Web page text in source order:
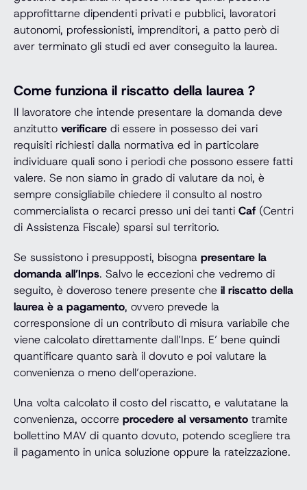
approfittarne dipendenti privati e pubblici, lavoratori
autonomi, professionisti, imprenditori, a patto però di
aver terminato gli studi ed aver conseguito la laurea.
Come funziona il riscatto della laurea ?
Il lavoratore che intende presentare la domanda deve
anzitutto verificare di essere in possesso dei vari
requisiti richiesti dalla normativa ed in particolare
individuare quali sono i periodi che possono essere fatti
valere. Se non siamo in grado di valutare da noi, è
sempre consigliabile chiedere il consulto al nostro
commercialista o recarci presso uni dei tanti Caf (Centri
di Assistenza Fiscale) sparsi sul territorio.
Se sussistono i presupposti, bisogna presentare la
domanda all’Inps. Salvo le eccezioni che vedremo di
seguito, è doveroso tenere presente che il riscatto della
laurea è a pagamento, ovvero prevede la
corresponsione di un contributo di misura variabile che
viene calcolato direttamente dall’Inps. E’ bene quindi
quantificare quanto sarà il dovuto e poi valutare la
convenienza o meno dell’operazione.
Una volta calcolato il costo del riscatto, e valutatane la
convenienza, occorre procedere al versamento tramite
bollettino MAV di quanto dovuto, potendo scegliere tra
il pagamento in unica soluzione oppure la rateizzazione.